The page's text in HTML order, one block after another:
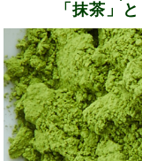
「抹茶」